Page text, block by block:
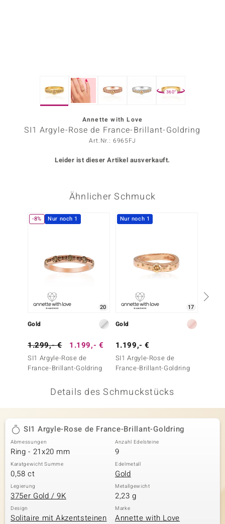
BY DE MELO
Classics
360°
Annette with Love
SI1 Argyle-Rose de France-Brillant-Goldring
Art.Nr.: 6965FJ
Leider ist dieser Artikel ausverkauft.
Ähnlicher Schmuck
-8% Nur noch 1
20
Gold
1.299,- € 1.199,- €
SI1 Argyle-Rose de
France-Brillant-Goldring
Nur noch 1
17
Gold
1.199,- €
SI1 Argyle-Rose de
France-Brillant-Goldring
Details des Schmuckstücks
SI1 Argyle-Rose de France-Brillant-Goldring
Abmessungen
Ring - 21x20 mm
Anzahl Edelsteine
9
Karatgewicht Summe
0,58 ct
Edelmetall
Gold
Legierung
375er Gold / 9K
Metallgewicht
2,23 g
Design
Solitaire mit Akzentsteinen
Marke
Annette with Love